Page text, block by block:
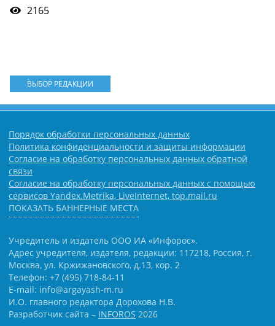
2165
ВЫБОР РЕДАКЦИИ
Порядок обработки персональных данных
Политика конфиденциальности и защиты информации
Согласие на обработку персональных данных обратной
связи
Согласие на обработку персональных данных с помощью
сервисов Yandex.Metrika, LiveInternet, top.mail.ru
ПОКАЗАТЬ БАННЕРНЫЕ МЕСТА
Учредитель и издатель ООО ИА «Инфорос».
Адрес учредителя, издателя, редакции: 117218, Россия, г.
Москва, ул. Кржижановского, д.13, кор. 2
Телефон: +7 (495) 718-84-11
E-mail: info@argayash-m.ru
И.О. главного редактора Дорохова Н.В.
Разработчик сайта – INFOROS 2026